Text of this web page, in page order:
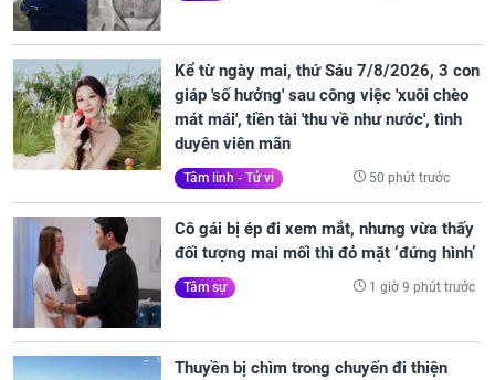
Kể từ ngày mai, thứ Sáu 7/8/2026, 3 con
giáp 'số hưởng' sau công việc 'xuôi chèo
mát mái', tiền tài 'thu về như nước', tình
duyên viên mãn
Tâm linh - Tử vi 50 phút trước
Cô gái bị ép đi xem mắt, nhưng vừa thấy
đối tượng mai mối thì đỏ mặt ‘đứng hình’
Tâm sự 1 giờ 9 phút trước
Thuyền bị chìm trong chuyến đi thiện